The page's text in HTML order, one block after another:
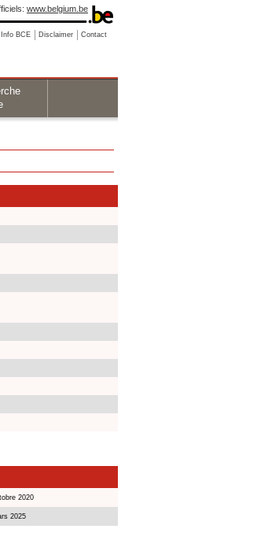
www.belgium.be
Info BCE Disclaimer Contact
2020
2025